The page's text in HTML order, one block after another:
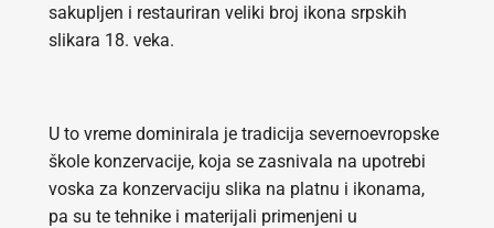
sakupljen i restauriran veliki broj ikona srpskih
slikara 18. veka.
U to vreme dominirala je tradicija severnoevropske
škole konzervacije, koja se zasnivala na upotrebi
voska za konzervaciju slika na platnu i ikonama,
pa su te tehnike i materijali primenjeni u